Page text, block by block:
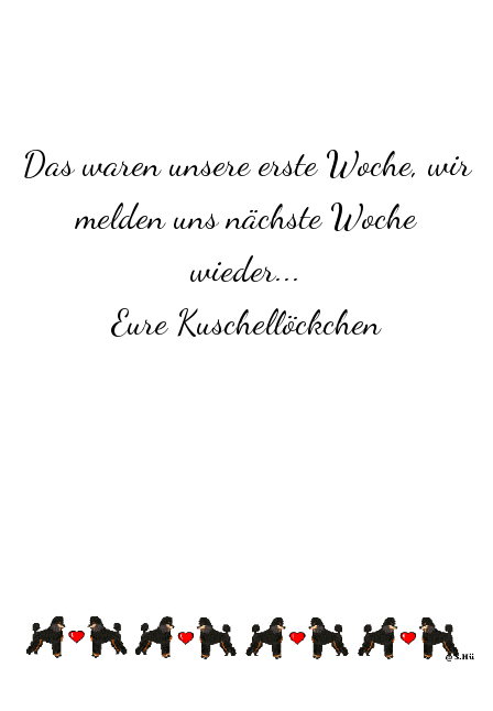
Das waren unsere erste Woche, wir
melden uns nächste Woche
wieder...
Eure Kuschellöckchen